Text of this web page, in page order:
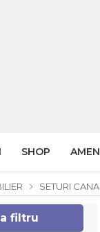
SHOP
SETURI
filtru